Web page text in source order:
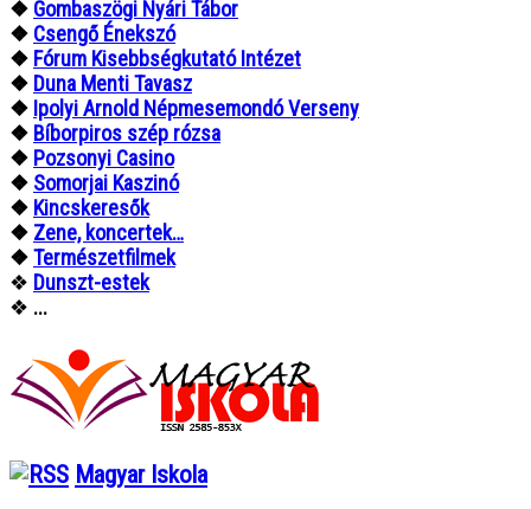
❖ Gombaszögi Nyári Tábor
❖ Csengő Énekszó
❖ Fórum Kisebbségkutató Intézet
❖ Duna Menti Tavasz
❖ Ipolyi Arnold Népmesemondó Verseny
❖ Bíborpiros szép rózsa
❖ Pozsonyi Casino
❖ Somorjai Kaszinó
❖ Kincskeresők
❖ Zene, koncertek…
❖Természetfilmek
❖ Dunszt-estek
❖ ...
Magyar Iskola